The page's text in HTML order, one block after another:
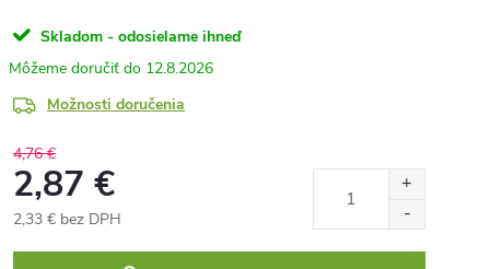
Skladom - odosielame ihneď
12.8.2026
Možnosti doručenia
4,76 €
2,87 €
2,33 € bez DPH